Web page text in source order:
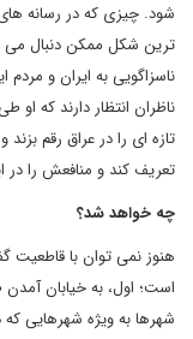
شود. چیزی که در رسانه
ترین شکل ممکن دنبال می
ناسزاگویی به ایران و
ناظران انتظار دارند که او
تازه ای را در عراق رقم
تعریف کند و منافعش را در
چه خواهد شد؟
هنوز نمی توان با قاطعیت
است؛ اول، به خیابان
شهرها به ویژه شهرهایی که